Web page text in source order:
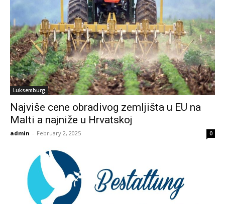
Luksemburg
Najviše cene obradivog zemljišta u EU na
Malti a najniže u Hrvatskoj
admin - February 2, 2025 0